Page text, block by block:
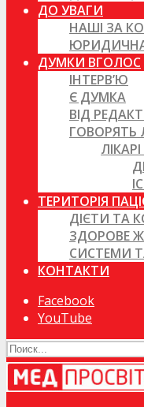
ДО УВАГИ
НАШІ ЗА
ДУМКИ ВГОЛОС
ІНТЕРВ’Ю
Є ДУМКА
ВІД
ГОВОРЯТЬ
ТЕРИТОРІЯ
ДІЄТИ ТА
ЗДОРОВЕ
СИСТЕМИ
КОНТАКТИ
Facebook
YouTube